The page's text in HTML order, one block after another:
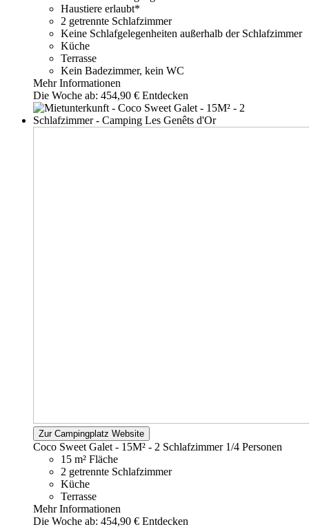
Haustiere erlaubt*
2 getrennte Schlafzimmer
Keine Schlafgelegenheiten außerhalb der Schlafzimmer
Küche
Terrasse
Kein Badezimmer, kein WC
Mehr Informationen
Die Woche ab: 454,90 € Entdecken
Zur Campingplatz Website
Coco Sweet Galet - 15M² - 2 Schlafzimmer 1/4 Personen
15 m² Fläche
2 getrennte Schlafzimmer
Küche
Terrasse
Mehr Informationen
Die Woche ab: 454,90 € Entdecken